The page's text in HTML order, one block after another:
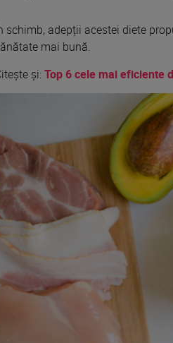
schimb, adepții acestei diete
mai bună.
şi: Top 6 cele mai eficiente